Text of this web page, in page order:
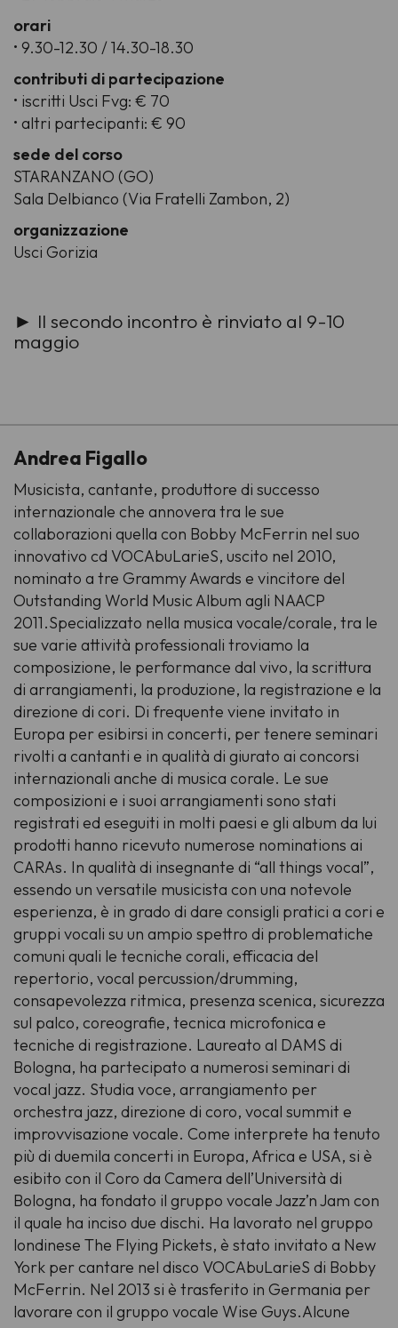
orari
• 9.30-12.30 / 14.30-18.30
contributi di partecipazione
• iscritti Usci Fvg: € 70
• altri partecipanti: € 90
sede del corso
STARANZANO (GO)
Sala Delbianco (Via Fratelli Zambon, 2)
organizzazione
Usci Gorizia
► Il secondo incontro è rinviato al 9-10
maggio
Andrea Figallo
Musicista, cantante, produttore di successo
internazionale che annovera tra le sue
collaborazioni quella con Bobby McFerrin nel suo
innovativo cd VOCAbuLarieS, uscito nel 2010,
nominato a tre Grammy Awards e vincitore del
Outstanding World Music Album agli NAACP
2011.Specializzato nella musica vocale/corale, tra le
sue varie attività professionali troviamo la
composizione, le performance dal vivo, la scrittura
di arrangiamenti, la produzione, la registrazione e la
direzione di cori. Di frequente viene invitato in
Europa per esibirsi in concerti, per tenere seminari
rivolti a cantanti e in qualità di giurato ai concorsi
internazionali anche di musica corale. Le sue
composizioni e i suoi arrangiamenti sono stati
registrati ed eseguiti in molti paesi e gli album da lui
prodotti hanno ricevuto numerose nominations ai
CARAs. In qualità di insegnante di “all things vocal”,
essendo un versatile musicista con una notevole
esperienza, è in grado di dare consigli pratici a cori e
gruppi vocali su un ampio spettro di problematiche
comuni quali le tecniche corali, efficacia del
repertorio, vocal percussion/drumming,
consapevolezza ritmica, presenza scenica, sicurezza
sul palco, coreografie, tecnica microfonica e
tecniche di registrazione. Laureato al DAMS di
Bologna, ha partecipato a numerosi seminari di
vocal jazz. Studia voce, arrangiamento per
orchestra jazz, direzione di coro, vocal summit e
improvvisazione vocale. Come interprete ha tenuto
più di duemila concerti in Europa, Africa e USA, si è
esibito con il Coro da Camera dell’Università di
Bologna, ha fondato il gruppo vocale Jazz’n Jam con
il quale ha inciso due dischi. Ha lavorato nel gruppo
londinese The Flying Pickets, è stato invitato a New
York per cantare nel disco VOCAbuLarieS di Bobby
McFerrin. Nel 2013 si è trasferito in Germania per
lavorare con il gruppo vocale Wise Guys.Alcune